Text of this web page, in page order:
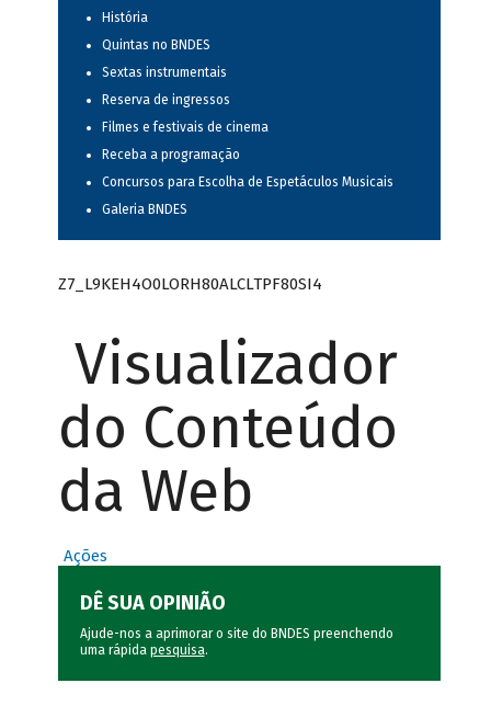
História
Quintas no BNDES
Sextas instrumentais
Reserva de ingressos
Filmes e festivais de cinema
Receba a programação
Concursos para Escolha de Espetáculos Musicais
Galeria BNDES
Z7_L9KEH4O0LORH80ALCLTPF80SI4
Visualizador
do Conteúdo
da Web
Ações
DÊ SUA OPINIÃO
Ajude-nos a aprimorar o site do BNDES preenchendo
uma rápida pesquisa.